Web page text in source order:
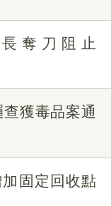
奪刀阻止
獲毒品案通
固定回收點